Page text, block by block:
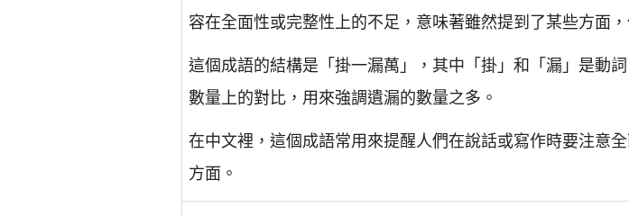
容在全面性或完整性上的不足，意味著雖然提到了某些方面
這個成語的結構是「掛一漏萬」，其中「掛」和「漏」是動
數量上的對比，用來強調遺漏的數量之多。
在中文裡，這個成語常用來提醒人們在說話或寫作時要注意
方面。